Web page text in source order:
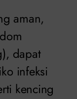
aman,
dapat
infeksi
kencing